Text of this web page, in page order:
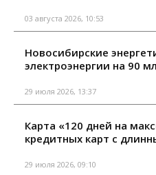
03 августа 2026, 10:53
Новосибирские
электроэнергии на 90
29 июля 2026, 13:37
Карта «120 дней на
кредитных карт с
29 июля 2026, 09:10